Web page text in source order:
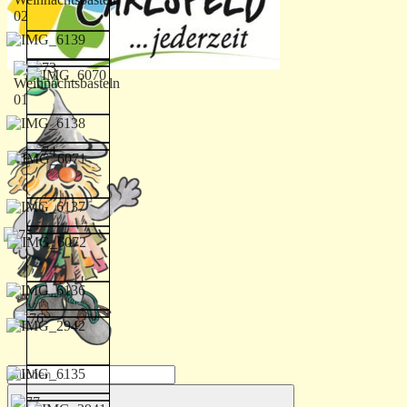
Suchen
nach: